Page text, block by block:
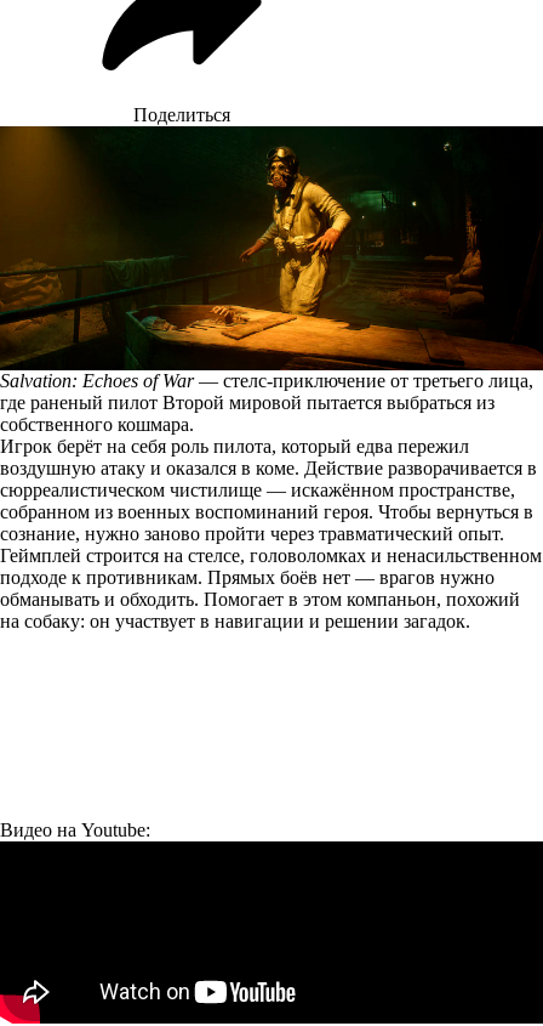
Поделиться
Salvation: Echoes of War— стелс-приключение от третьего лица,
где раненый пилот Второй мировой пытается выбраться из
собственного кошмара.
Игрок берёт на себя роль пилота, который едва пережил
воздушную атаку и оказался в коме. Действие разворачивается в
сюрреалистическом чистилище — искажённом пространстве,
собранном из военных воспоминаний героя. Чтобы вернуться в
сознание, нужно заново пройти через травматический опыт.
Геймплей строится на стелсе, головоломках и ненасильственном
подходе к противникам. Прямых боёв нет — врагов нужно
обманывать и обходить. Помогает в этом компаньон, похожий
на собаку: он участвует в навигации и решении загадок.
Видео на Youtube: